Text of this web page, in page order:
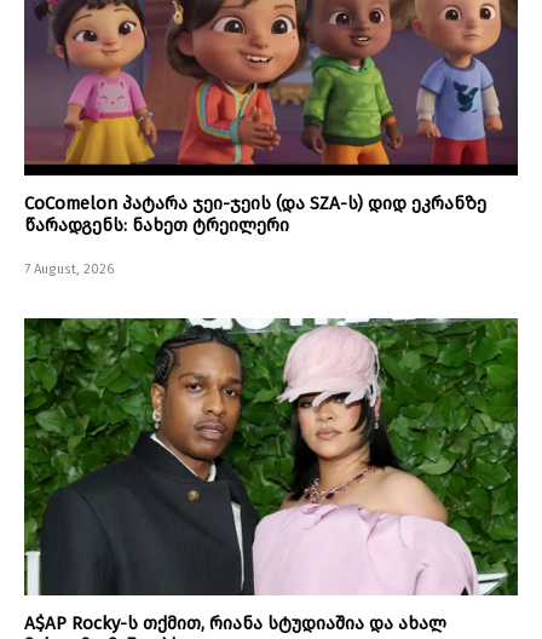
CoComelon პატარა ჯეი-ჯეის (და SZA-ს) დიდ ეკრანზე
წარადგენს: ნახეთ ტრეილერი
7 August, 2026
A$AP Rocky-ს თქმით, რიანა სტუდიაშია და ახალ